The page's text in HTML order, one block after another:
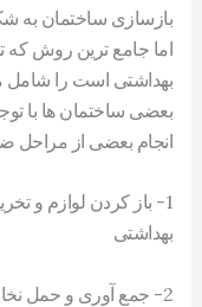
بازسازی ساختمان به
اما جامع ترین روش که
بهداشتی است را شامل
بعضی ساختمان ها با
انجام بعضی از مراحل
1- باز کردن لوازم و
بهداشتی
2- جمع آوری و حمل نخاله به خارج از محیط آپارتمان